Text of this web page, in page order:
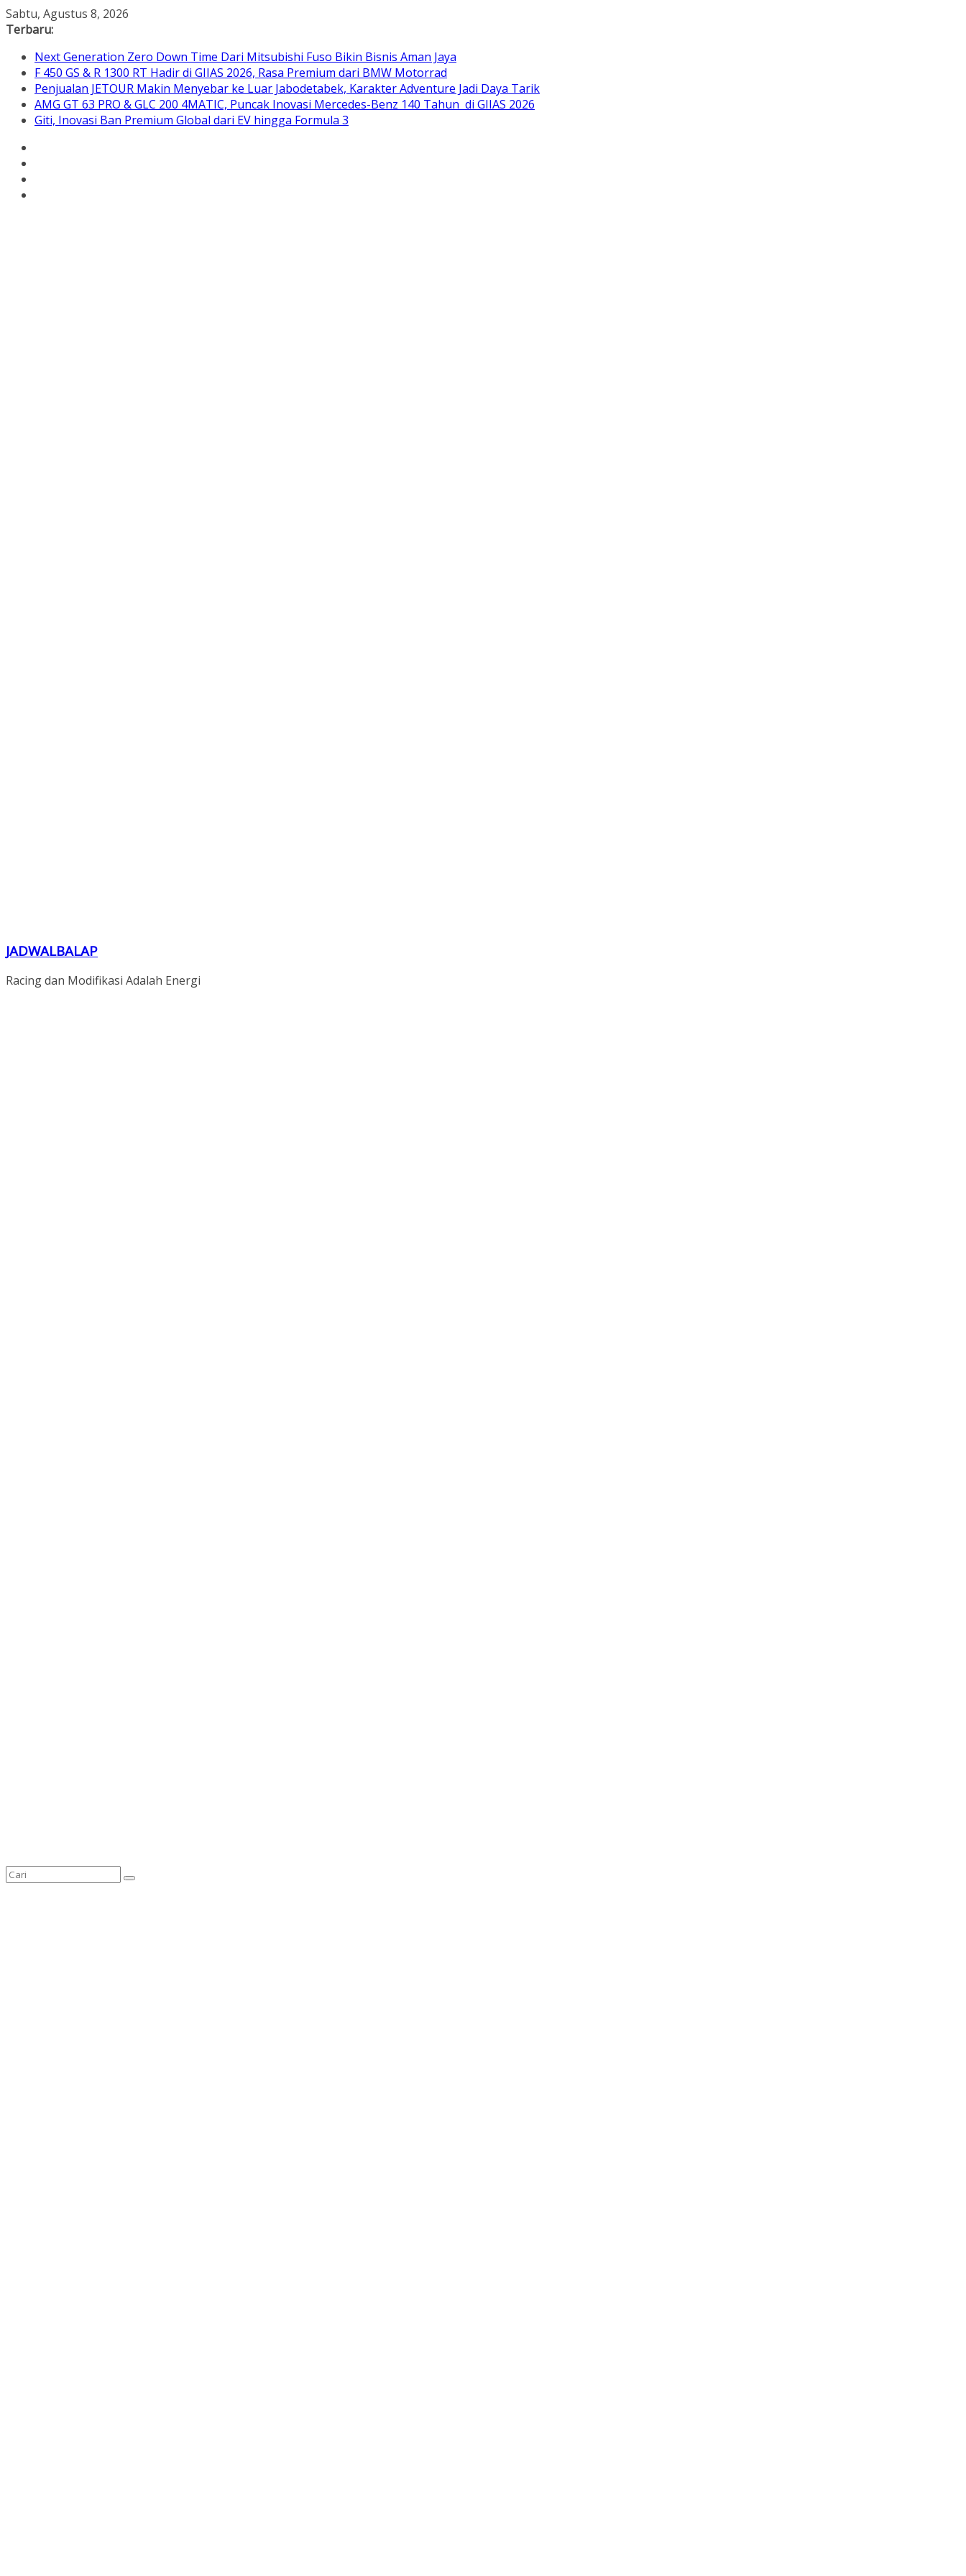
Skip
to
Sabtu, Agustus 8, 2026
Terbaru:
Next Generation Zero Down Time Dari Mitsubishi Fuso Bikin Bisnis Aman Jaya
F 450 GS & R 1300 RT Hadir di GIIAS 2026, Rasa Premium dari BMW Motorrad
Penjualan JETOUR Makin Menyebar ke Luar Jabodetabek, Karakter Adventure Jadi Daya Tarik
AMG GT 63 PRO & GLC 200 4MATIC, Puncak Inovasi Mercedes-Benz 140 Tahun di GIIAS 2026
Giti, Inovasi Ban Premium Global dari EV hingga Formula 3
JADWALBALAP
Racing dan Modifikasi Adalah Energi